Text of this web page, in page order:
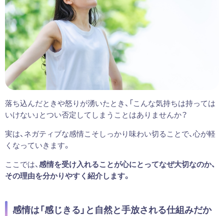
落ち込んだときや怒りが湧いたとき、「こんな気持ちは持っては
いけない」とつい否定してしまうことはありませんか？
実は、ネガティブな感情こそしっかり味わい切ることで、心が軽
くなっていきます。
ここでは、感情を受け入れることが心にとってなぜ大切なのか、
その理由を分かりやすく紹介します。
感情は「感じきる」と自然と手放される仕組みだか